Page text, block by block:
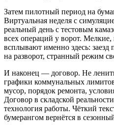
Затем пилотный период на
Виртуальная неделя с
реальный день с тестовым
всех операций у ворот.
всплывают именно здесь:
на разворот, странный режим
И наконец — договор. Не
графики коммунальных
мусор, порядок ремонта,
Договор в складской
технология работы. Чёткий
бумерангом вернётся в